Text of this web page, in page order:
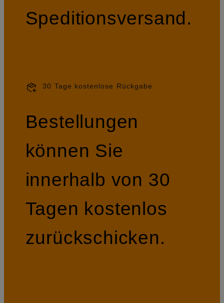
Speditionsversand.
30 Tage kostenlose Rückgabe
Bestellungen
können Sie
innerhalb von 30
Tagen kostenlos
zurückschicken.